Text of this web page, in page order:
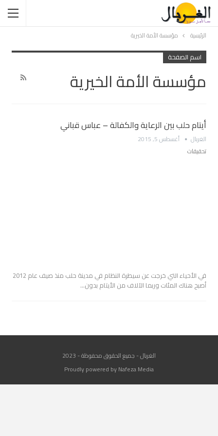
الرئيسية مؤسسة الأمة الخيرية
اسم الصفحة
مؤسسة الأمة الخيرية
أيتام حلب بين الرعاية والكفالة – عباس قباني
الغربال
أغسطس 5, 2015
تحقيقات
في الأحياء التي خرجت عن سيطرة النظام في مدينة حلب منذ صيف عام 2012
أصبح هناك المئات وربما الآلاف من الأيتام بدون…
الغربال - جميع الحقوق محفوظة - 2023
Proudly powered by Nafeza Media